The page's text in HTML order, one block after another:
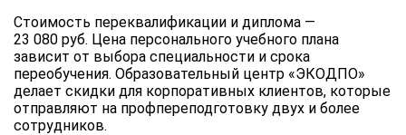
Стоимость переквалификации и диплома —
23 080 руб. Цена персонального учебного плана
зависит от выбора специальности и срока
переобучения. Образовательный центр «ЭКОДПО»
делает скидки для корпоративных клиентов, которые
отправляют на профпереподготовку двух и более
сотрудников.